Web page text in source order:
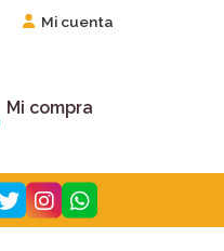
Mi cuenta
Mi compra